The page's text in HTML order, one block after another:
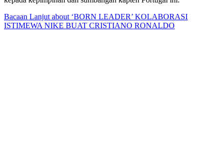
Bacaan Lanjut about ‘BORN LEADER’ KOLABORASI
ISTIMEWA NIKE BUAT CRISTIANO RONALDO